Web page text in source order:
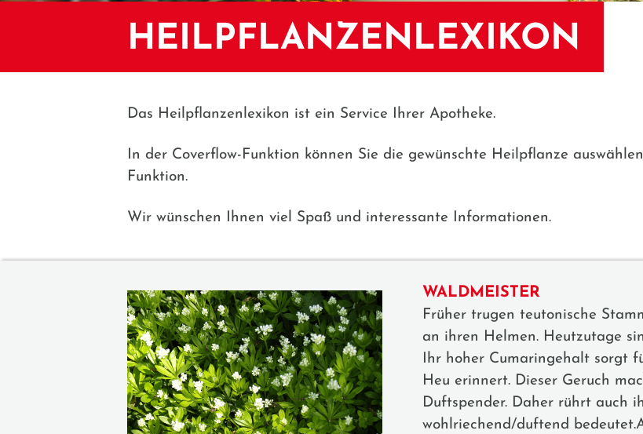
HEILPFLANZENLEXIKON
Das Heilpflanzenlexikon ist ein Service Ihrer Apotheke.
In der Coverflow-Funktion können Sie die gewünschte Heilpflanze
Funktion.
Wir wünschen Ihnen viel Spaß und interessante Informationen.
WALDMEISTER
Früher trugen teutonische
an ihren Helmen. Heutzutage
Ihr hoher Cumaringehalt sorgt
Heu erinnert. Dieser Geruch
Duftspender. Daher rührt auch
wohlriechend/duftend